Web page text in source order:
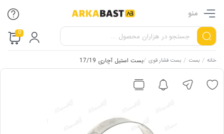
منو
0
خانه / بست / بست فشار قوی /بست استیل آچاری 17/19